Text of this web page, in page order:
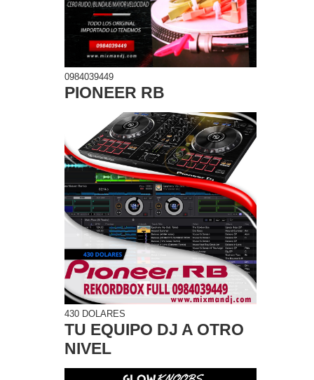
0984039449
PIONEER RB
430 DOLARES
TU EQUIPO DJ A OTRO
NIVEL